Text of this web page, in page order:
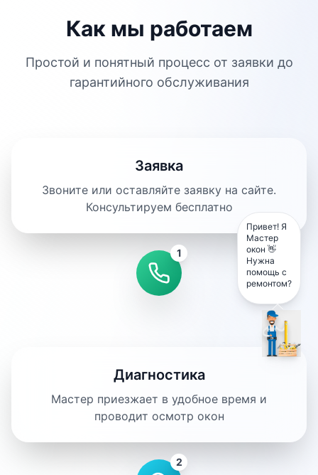
Как мы работаем
Простой и понятный процесс от заявки до
гарантийного обслуживания
Заявка
Звоните или оставляйте заявку на сайте.
Консультируем бесплатно
1
Диагностика
Мастер приезжает в удобное время и
проводит осмотр окон
2
Привет! Я
Мастер
окон 👋
Нужна
помощь с
ремонтом?